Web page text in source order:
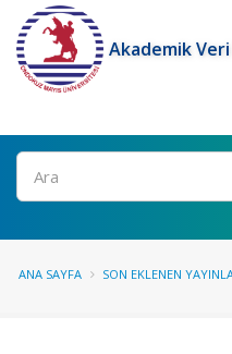
Akademik
Ara
ANA SAYFA SON EKLENEN